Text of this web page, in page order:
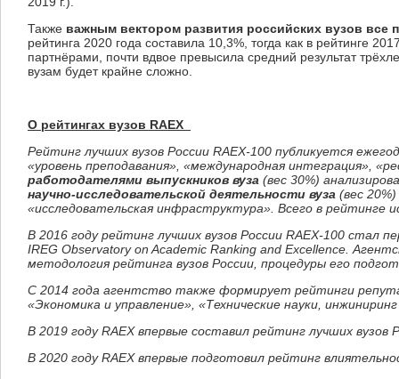
Также важным вектором развития российских вузов все
рейтинга 2020 года составила 10,3%, тогда как в рейтинге
партнёрами, почти вдвое превысила средний результат
вузам будет крайне сложно.
О рейтингах вузов RAEX
Рейтинг лучших вузов России RAEX-100 публикуется
«уровень преподавания», «международная интеграция»,
работодателями выпускников вуза (вес 30%)
научно-исследовательской деятельности вуза (вес
«исследовательская инфраструктура». Всего в рейтинге
В 2016 году рейтинг лучших вузов России RAEX-100
IREG Observatory on Academic Ranking and Excellence.
методология рейтинга вузов России, процедуры его
С 2014 года агентство также формирует рейтинги
«Экономика и управление», «Технические науки,
В 2019 годуRAEX впервые составил рейтинг лучших
В 2020 году RAEX впервые подготовил рейтинг